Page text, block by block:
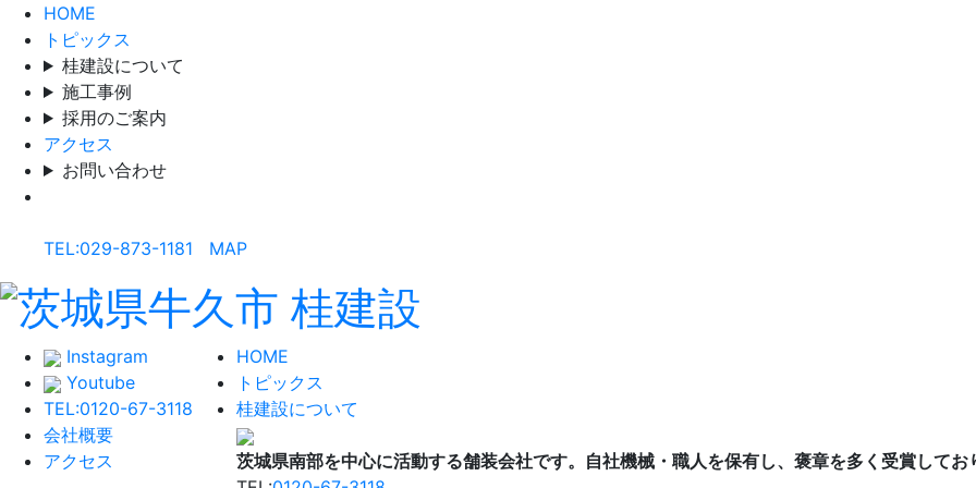
HOME
トピックス
桂建設について
施工事例
採用のご案内
アクセス
お問い合わせ
TEL:029-873-1181
MAP
Instagram
Youtube
TEL:0120-67-3118
会社概要
アクセス
HOME
トピックス
桂建設について
茨城県南部を中心に活動する舗装会社です。自社機械・職人を保有し、褒章を多く受賞してお